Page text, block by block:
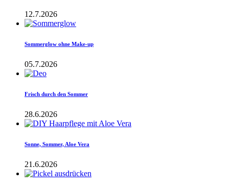
12.7.2026
Sommerglow ohne Make-up
05.7.2026
Frisch durch den Sommer
28.6.2026
Sonne, Sommer, Aloe Vera
21.6.2026